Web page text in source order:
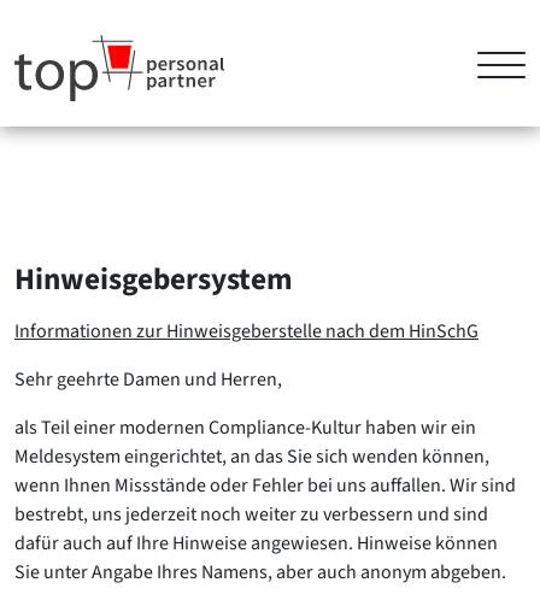
Hinweisgebersystem
Informationen zur Hinweisgeberstelle nach dem HinSchG
Sehr geehrte Damen und Herren,
als Teil einer modernen Compliance-Kultur haben wir ein
Meldesystem eingerichtet, an das Sie sich wenden können,
wenn Ihnen Missstände oder Fehler bei uns auffallen. Wir sind
bestrebt, uns jederzeit noch weiter zu verbessern und sind
dafür auch auf Ihre Hinweise angewiesen. Hinweise können
Sie unter Angabe Ihres Namens, aber auch anonym abgeben.